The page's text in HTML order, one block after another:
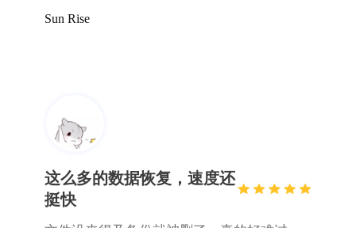
Sun Rise
这么多的数据恢复，速度还
挺快